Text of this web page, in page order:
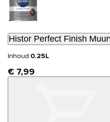
Histor Perfect Finish
Inhoud:0.25L
€ 7,99